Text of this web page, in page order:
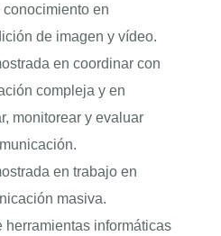
conocimiento en
de imagen y vídeo.
en coordinar con
compleja y en
monitorear y evaluar
en trabajo en
masiva.
herramientas informáticas